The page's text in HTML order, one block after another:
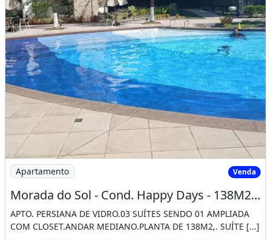
Elevador
Salão De Festas
Academia
Imóvel mobiliado
Ar-condicionado
Churrasqueira
Guarda roupa
Piscina
Varanda
Imagem: Morada do Sol - Cond. Happy Days - 138M2
Apartamento Venda
Morada do Sol - Cond. Happy Days - 138M2 - 1.400.000,00
APTO. PERSIANA DE VIDRO.03 SUÍTES SENDO 01 AMPLIADA
COM CLOSET.ANDAR MEDIANO.PLANTA DE 138M2,. SUÍTE [...]